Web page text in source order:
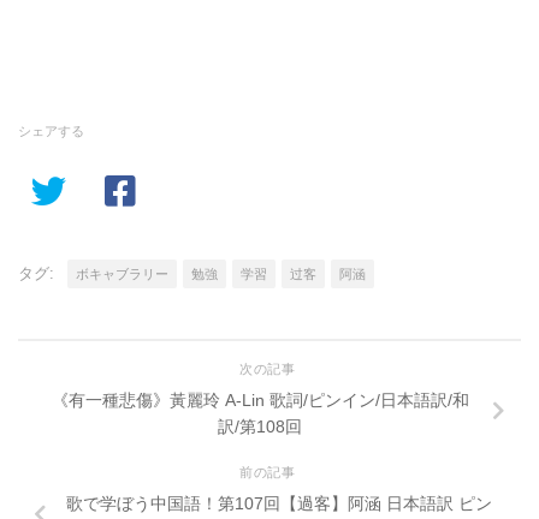
シェアする
タグ: ボキャブラリー 勉強 学習 过客 阿涵
次の記事
《有一種悲傷》黃麗玲 A-Lin 歌詞/ピンイン/日本語訳/和
訳/第108回
前の記事
歌で学ぼう中国語！第107回【過客】阿涵 日本語訳 ピン